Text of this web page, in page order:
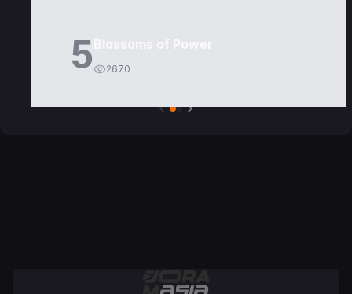
5 2670